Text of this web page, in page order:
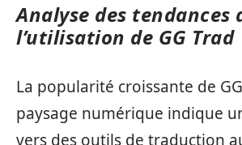
Analyse des tendances
l’utilisation de GG Trad
La popularité croissante de
paysage numérique indique
vers des outils de traduction